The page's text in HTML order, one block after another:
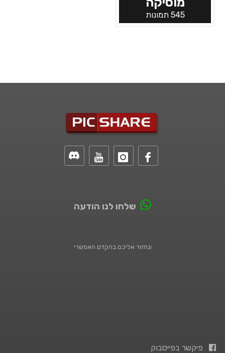
545 תמונות
שלחו לנו הודעה
ונחזור אליכם בהקדם האפשרי
פיקשר בפייסבוק